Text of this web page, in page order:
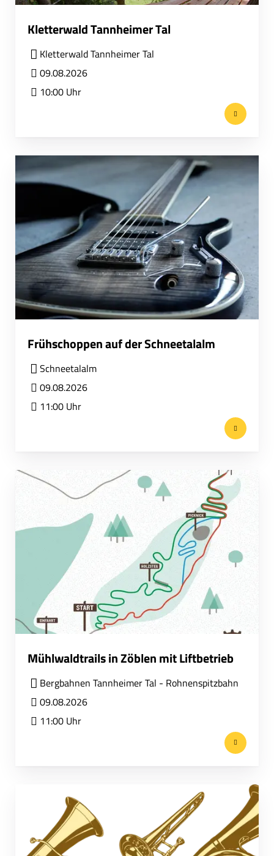
Kletterwald Tannheimer Tal
Kletterwald Tannheimer Tal
09.08.2026
10:00 Uhr
Frühschoppen auf der Schneetalalm
Schneetalalm
09.08.2026
11:00 Uhr
Mühlwaldtrails in Zöblen mit Liftbetrieb
Bergbahnen Tannheimer Tal - Rohnenspitzbahn
09.08.2026
11:00 Uhr